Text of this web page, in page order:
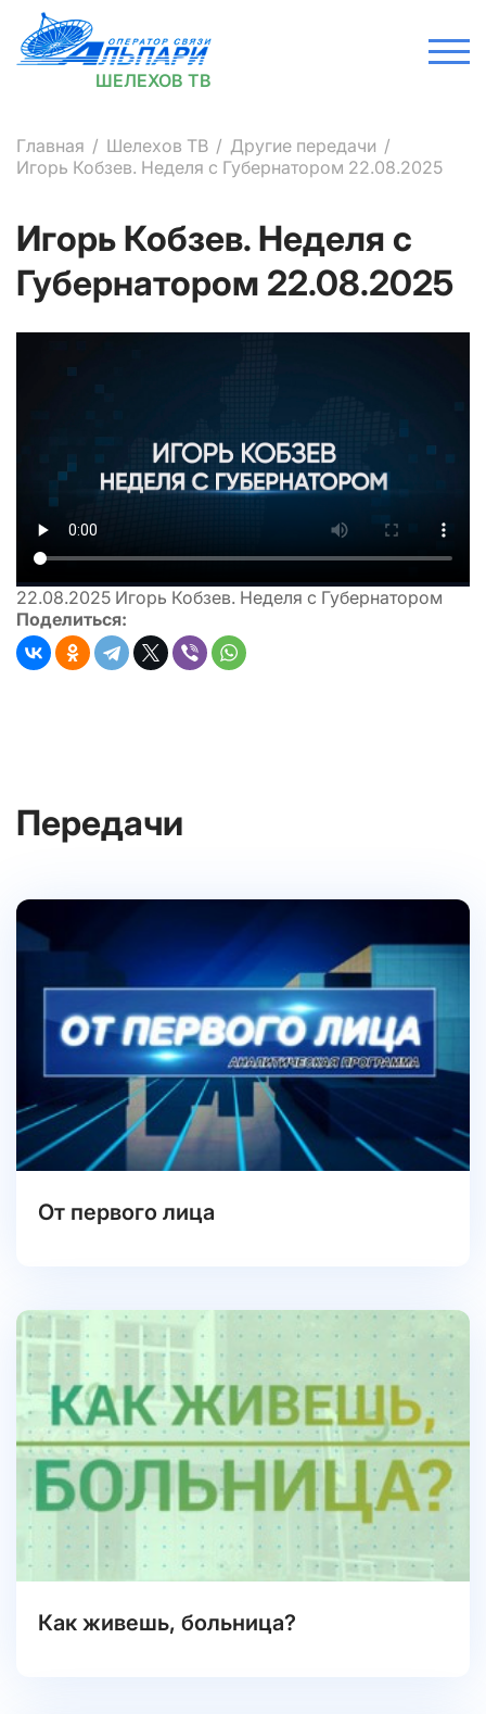
ШЕЛЕХОВ ТВ
Главная Шелехов ТВ
Другие передачи
Игорь Кобзев. Неделя с Губернатором 22.08.2025
Игорь Кобзев. Неделя с
Губернатором 22.08.2025
22.08.2025 Игорь Кобзев. Неделя с Губернатором
Поделиться:
Передачи
От первого лица
Как живешь, больница?